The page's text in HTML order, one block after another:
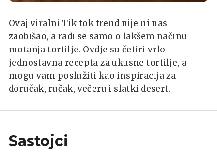
Ovaj viralni Tik tok trend nije ni nas
zaobišao, a radi se samo o lakšem načinu
motanja tortilje. Ovdje su četiri vrlo
jednostavna recepta za ukusne tortilje, a
mogu vam poslužiti kao inspiracija za
doručak, ručak, večeru i slatki desert.
Sastojci